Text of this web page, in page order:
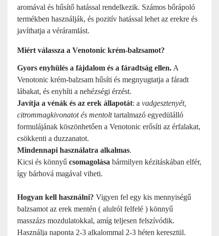
aromával és hűsítő hatással rendelkezik. Számos bőrápoló
termékben használják, és pozitív hatással lehet az erekre és
javíthatja a véráramlást.
Miért válassza a Venotonic krém-balzsamot?
Gyors enyhülés a fájdalom és a fáradtság ellen. A
Venotonic krém-balzsam hűsíti és megnyugtatja a fáradt
lábakat, és enyhíti a nehézségi érzést.
Javítja a vénák és az erek állapotát: a vadgesztenyét,
citrommagkivonatot és mentolttartalmazó egyedülálló
formulájának köszönhetően a Venotonic erősíti az érfalakat,
csökkenti a duzzanatot.
Mindennapi használatra alkalmas.
Kicsi és könnyű csomagolása bármilyen kézitáskában elfér,
így bárhová magával viheti.
Hogyan kell használni? Vigyen fel egy kis mennyiségű
balzsamot az erek mentén ( alulról felfelé ) könnyű
masszázs mozdulatokkal, amíg teljesen felszívódik.
Használja naponta 2-3 alkalommal 2-3 héten keresztül.